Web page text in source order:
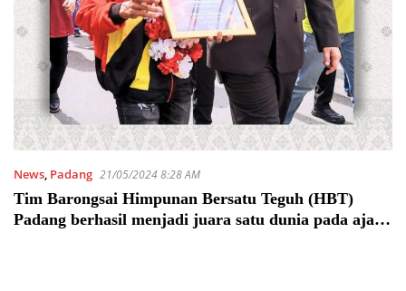
News, Padang 21/05/2024 8:28 AM
Tim Barongsai Himpunan Bersatu Teguh (HBT)
Padang berhasil menjadi juara satu dunia pada ajang